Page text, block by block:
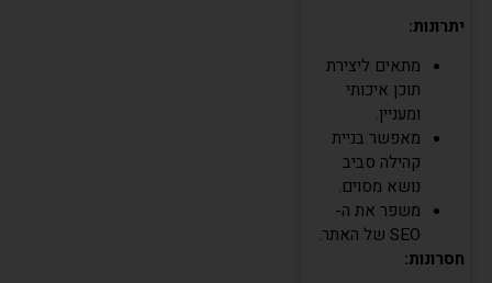
יתרונות:
מתאים ליצירת
תוכן איכותי
ומעניין.
מאפשר בניית
קהילה סביב
נושא מסוים.
משפר את ה-
SEO של האתר.
חסרונות: